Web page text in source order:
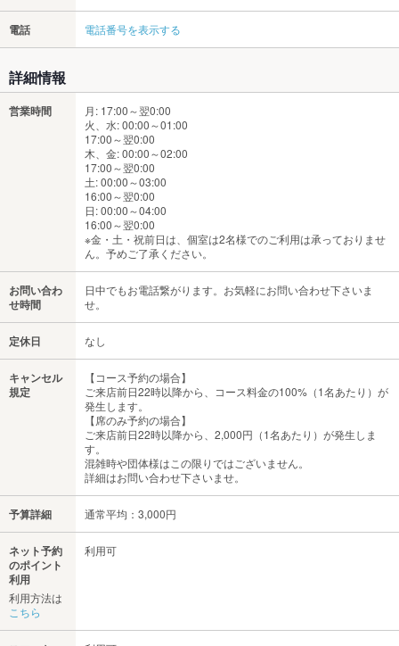
電話 電話番号を表示する
詳細情報
営業時間
月: 17:00～翌0:00
火、水: 00:00～01:00
17:00～翌0:00
木、金: 00:00～02:00
17:00～翌0:00
土: 00:00～03:00
16:00～翌0:00
日: 00:00～04:00
16:00～翌0:00
※金・土・祝前日は、個室は2名様でのご利用は承っておりませ
ん。予めご了承ください。
お問い合わ
せ時間
日中でもお電話繋がります。お気軽にお問い合わせ下さいま
せ。
定休日 なし
キャンセル
規定
【コース予約の場合】
ご来店前日22時以降から、コース料金の100%（1名あたり）が
発生します。
【席のみ予約の場合】
ご来店前日22時以降から、2,000円（1名あたり）が発生しま
す。
混雑時や団体様はこの限りではございません。
詳細はお問い合わせ下さいませ。
予算詳細 通常平均：3,000円
ネット予約
のポイント
利用
利用方法は
こちら
利用可